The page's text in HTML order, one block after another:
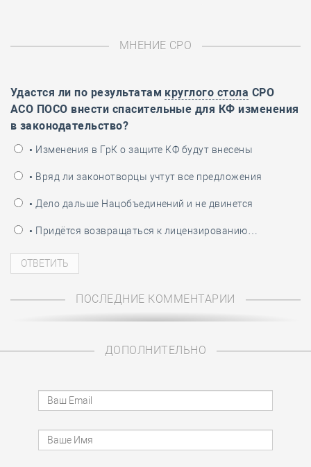
МНЕНИЕ СРО
Удастся ли по результатам круглого стола СРО
АСО ПОСО внести спасительные для КФ изменения
в законодательство?
• Изменения в ГрК о защите КФ будут внесены
• Вряд ли законотворцы учтут все предложения
• Дело дальше Нацобъединений и не двинется
• Придётся возвращаться к лицензированию…
ПОСЛЕДНИЕ КОММЕНТАРИИ
ДОПОЛНИТЕЛЬНО